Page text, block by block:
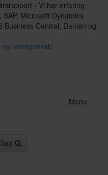
- Vi har erfaring
Microsoft Dynamics
Business Central, Danløn og
lønregnskab
Menu
Søg